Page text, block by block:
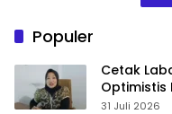
Populer
Cetak
Optimistis
Tahun
31 Juli 2026